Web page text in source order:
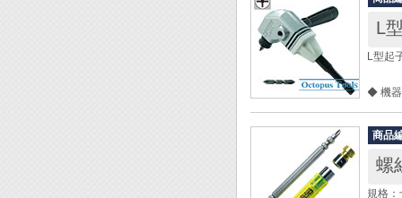
最大
離合
作業
木
小
鑽孔
尺寸
重量
L型起
◆ 機器
◆ 牆壁
◆ 手柄
◆ 最大
商品
螺
規格